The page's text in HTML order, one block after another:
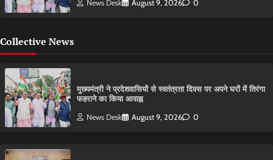
News Desk August 9, 2026 0
Collective News
मुख्यमंत्री ने प्रदेशवासियों से स्वतंत्रता दिवस पर अपने घरों में तिरंगा
फहराने का किया आवाह्न
News Desk August 9, 2026 0